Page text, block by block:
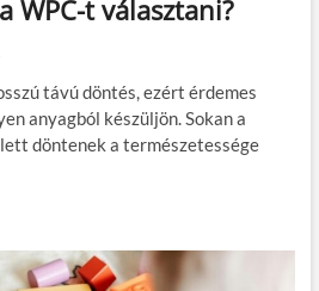
WPC-t választani?
távú döntés, ezért érdemes
anyagból készüljön. Sokan a
döntenek a természetessége